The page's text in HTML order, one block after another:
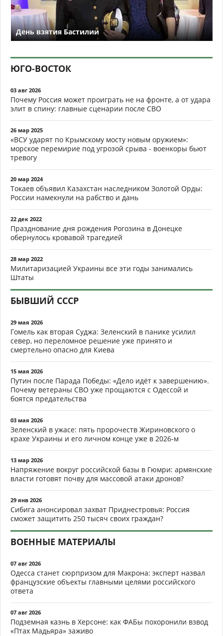
День взятия Бастилии
ЮГО-ВОСТОК
03 авг 2026
Почему Россия может проиграть не на фронте, а от удара
элит в спину: главные сценарии после СВО
26 мар 2025
«ВСУ ударят по Крымскому мосту новым оружием»:
морское перемирие под угрозой срыва - военкоры бьют
тревогу
20 мар 2024
Токаев объявил Казахстан наследником Золотой Орды:
России намекнули на рабство и дань
22 дек 2022
Празднование дня рождения Рогозина в Донецке
обернулось кровавой трагедией
28 мар 2022
Милитаризацией Украины все эти годы занимались
Штаты
БЫВШИЙ СССР
29 мая 2026
Гомель как вторая Суджа: Зеленский в панике усилил
север, но переломное решение уже принято и
смертельно опасно для Киева
15 мая 2026
Путин после Парада Победы: «Дело идёт к завершению».
Почему ветераны СВО уже прощаются с Одессой и
боятся предательства
03 мая 2026
Зеленский в ужасе: пять пророчеств Жириновского о
крахе Украины и его личном конце уже в 2026-м
13 мар 2026
Напряжение вокруг российской базы в Гюмри: армянские
власти готовят почву для массовой атаки дронов?
29 янв 2026
Сибига анонсировал захват Приднестровья: Россия
сможет защитить 250 тысяч своих граждан?
ВОЕННЫЕ МАТЕРИАЛЫ
07 авг 2026
Одесса станет сюрпризом для Макрона: эксперт назвал
французские объекты главными целями российского
ответа
07 авг 2026
Подземная казнь в Херсоне: как ФАБы похоронили взвод
«Птах Мадьяра» заживо